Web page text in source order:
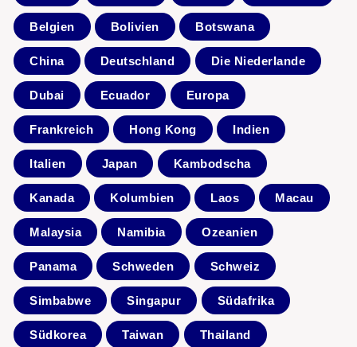
Belgien Bolivien Botswana
China Deutschland Die Niederlande
Dubai Ecuador Europa
Frankreich Hong Kong Indien
Italien Japan Kambodscha
Kanada Kolumbien Laos Macau
Malaysia Namibia Ozeanien
Panama Schweden Schweiz
Simbabwe Singapur Südafrika
Südkorea Taiwan Thailand